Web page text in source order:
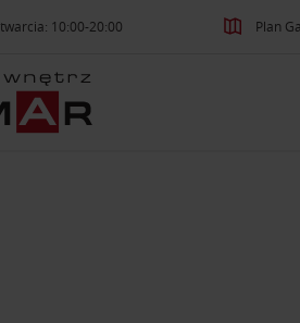
10:00-20:00 Plan